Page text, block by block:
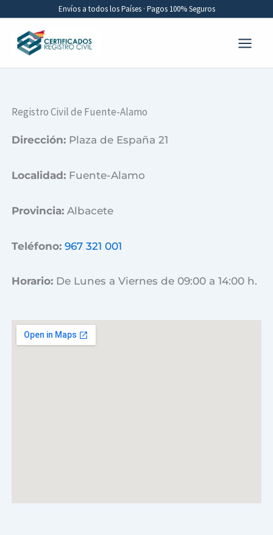
contenido
Envíos a todos los Países · Pagos 100% Seguros
Registro Civil de Fuente-Alamo
Dirección: Plaza de España 21
Localidad: Fuente-Alamo
Provincia:Albacete
Teléfono: 967 321 001
Horario: De Lunes a Viernes de 09:00 a 14:00 h.